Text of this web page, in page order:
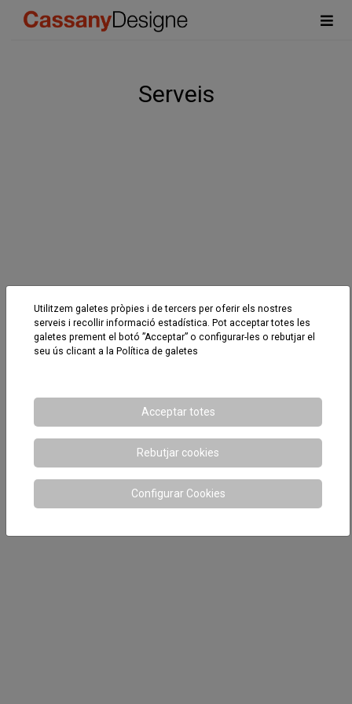
Serveis
Utilitzem galetes pròpies i de tercers per oferir els nostres
serveis i recollir informació estadística. Pot acceptar totes les
galetes prement el botó ”Acceptar” o configurar-les o rebutjar el
seu ús clicant a la Política de galetes
Acceptar totes
Rebutjar cookies
Configurar Cookies